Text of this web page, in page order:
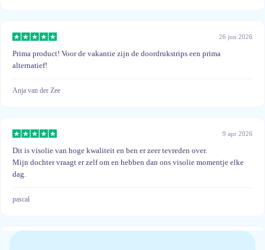
26 jun 2026
Prima product! Voor de vakantie zijn de doordrukstrips een prima
alternatief!
Anja van der Zee
9 apr 2026
Dit is visolie van hoge kwaliteit en ben er zeer tevreden over.
Mijn dochter vraagt er zelf om en hebben dan ons visolie momentje elke
dag.
pascal